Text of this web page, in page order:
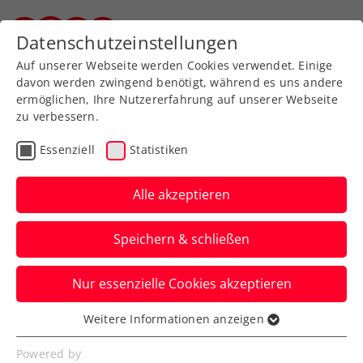
Zurück zur Newsübersicht
Turniere
Upper Austria Ladies
Linz: Ostapenko
komplettiert Top-
Teilnehmerinnenfeld
Mit der Baltin beehrt eine weitere Top-
Ten-Spielerin die Premierenausgabe des
WTA-500-Turniers.
Datenschutzeinstellungen
Auf unserer Webseite werden Cookies verwendet. Einige
davon werden zwingend benötigt, während es uns andere
ermöglichen, Ihre Nutzererfahrung auf unserer Webseite
zu verbessern.
Essenziell Statistiken
Alle akzeptieren
Speichern & schließen
Nur essenzielle Cookies akzeptieren
Essenziell
Essenzielle Cookies werden für grundlegende
Weitere Informationen anzeigen
Powered by